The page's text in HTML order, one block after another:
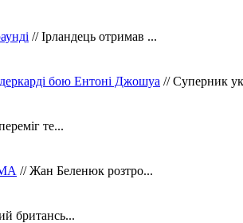
// Ірландець отримав ...
бою Ентоні Джошуа // Суперник
те...
// Жан Беленюк розтро...
британсь...